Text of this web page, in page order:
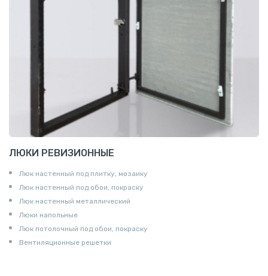
ЛЮКИ РЕВИЗИОННЫЕ
Люк настенный под плитку, мозаику
Люк настенный под обои, покраску
Люк настенный металлический
Люки напольные
Люк потолочный под обои, покраску
Вентиляционные решетки